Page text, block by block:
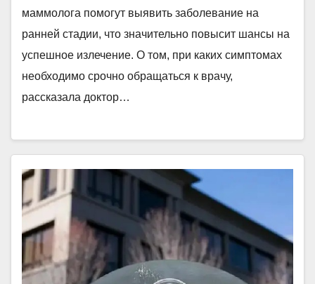
маммолога помогут выявить заболевание на
ранней стадии, что значительно повысит шансы на
успешное излечение. О том, при каких симптомах
необходимо срочно обращаться к врачу,
рассказала доктор…